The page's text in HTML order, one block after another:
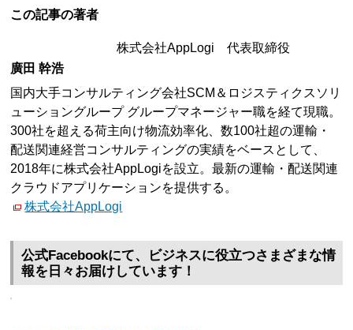
この記事の著者
株式会社AppLogi 代表取締役
廣田 幹浩
国内大手コンサルティング会社SCM＆ロジスティクスソリ
ューショングループ グループマネージャー職を経て現職。
300社を超える荷主向け物流効率化、数100社超の運輸・
配送関連経営コンサルティングの実績をベースとして、
2018年に株式会社AppLogiを設立。最新の運輸・配送関連
クラウドアプリケーションを提供する。
株式会社AppLogi
公式Facebookにて、ビジネスに役立つさまざまな情
報を日々お届けしています！